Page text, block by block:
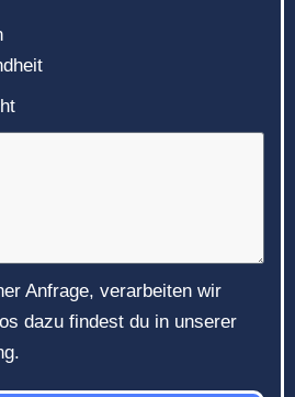
Anfrage, verarbeiten wir
dazu findest du in unserer